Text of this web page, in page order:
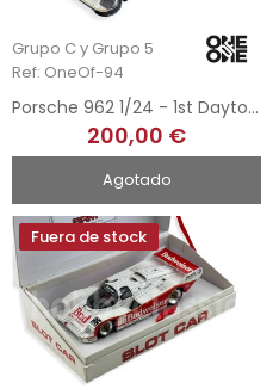
Grupo C y Grupo 5
Ref: OneOf-94
Porsche 962 1/24 - 1st Daytona IMSA 1986
200,00 €
Agotado
Fuera de stock